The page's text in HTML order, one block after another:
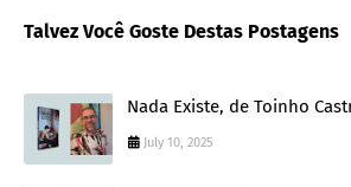
Talvez Você Goste Destas Postagens
Nada Existe, de Toinho
July 10, 2025